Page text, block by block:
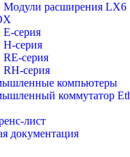
Модули расширения LX6
E-серия
H-серия
RE-серия
RH-серия
компьютеры
коммутатор
лист
документация